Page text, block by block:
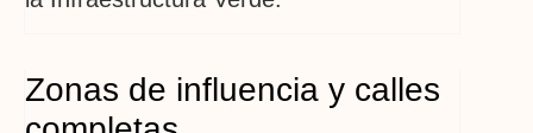
Zonas de influencia y calles